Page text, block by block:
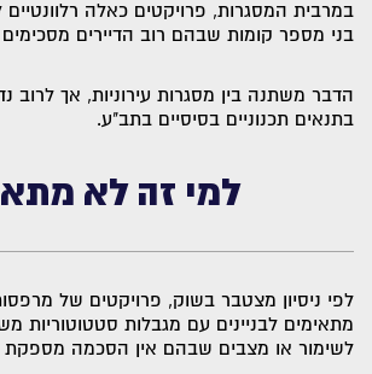
במרבית המסגרות, פרויקטים כאלה רלוונטיים
בני מספר קומות שבהם רוב הדיירים
הדבר משתנה בין מסגרות עירוניות, אך לרוב
בתנאים תכנוניים בסיסיים בתב"ע.
למי זה לא
לפי ניסיון מצטבר בשוק, פרויקטים של
מתאימים לבניינים עם מגבלות סטטוטוריות
לשימור או מצבים שבהם אין הסכמה מספקת